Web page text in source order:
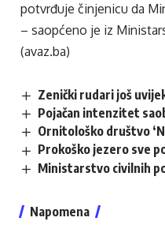
potvrđuje činjenicu da
– saopćeno je iz
(avaz.ba)
Zenički rudari još
Pojačan intenzitet
Ornitološko društvo
Prokoško jezero sve
Ministarstvo civilnih
Napomena